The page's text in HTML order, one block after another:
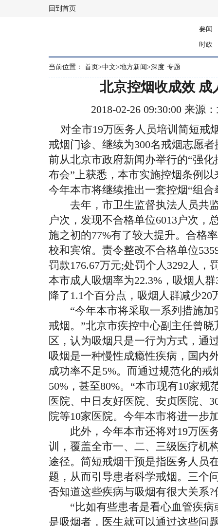
回到首页
要闻
时政
当前位置： 首页>中文>地方新闻>深度·专题
北京控烟收成效 成
2018-02-26 09:30:00 来源
对全市19万医务人员培训简短戒
戒烟门诊、继续为300名戒烟志愿
前从北京市政府新闻办举行的“强
布会”上获悉，本市实施控烟条例
今年本市将继续推出一套控烟“组合
去年，市卫生监督执法人员共监
户次，发现不合格单位6013户次，
施之初的77%有了较大提升。合格
校和宾馆。责令整改不合格单位
罚款176.67万元;处罚个人3292人，
本市成人吸烟率为22.3%，吸烟人
降了1.1个百分点，吸烟人群减少20
“今年本市将采取一系列措施加
戒烟。”北京市疾控中心副主任曾
区，认为吸烟只是一行为方式，通
吸烟是一种慢性成瘾性疾病，国内
成功率不足5%。而通过规范化的
50%，甚至80%。“本市现有10家
医院、中日友好医院、安贞医院、
院等10家医院。今年本市将进一步
此外，今年本市还将对19万医
训，覆盖全市一、二、三级医疗机
途径。简短戒烟干预是指医务人员
题，从而引导患者科学戒烟。三个
否知道这些疾病与吸烟有很大关系?
“比如有些患者是看心血管疾病
是吸烟者，医生就可以通过这些问